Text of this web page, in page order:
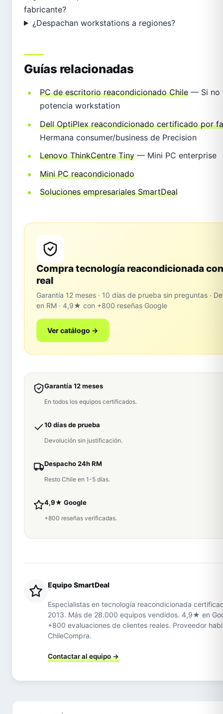
fabricante?
¿Despachan workstations a regiones?
Guías relacionadas
PC de escritorio reacondicionado Chile — Si no
potencia workstation
Dell OptiPlex reacondicionado certificado por
Hermana consumer/business de Precision
Lenovo ThinkCentre Tiny — Mini PC enterprise
Mini PC reacondicionado
Soluciones empresariales SmartDeal
Compra tecnología reacondicionada
real
Garantía 12 meses · 10 días de prueba sin preguntas ·
en RM · 4,9★ con +800 reseñas Google
Ver catálogo →
Garantía 12 meses
En todos los equipos certificados.
10 días de prueba
Devolución sin justificación.
Despacho 24h RM
Resto Chile en 1-5 días.
4,9★ Google
+800 reseñas verificadas.
Equipo SmartDeal
Especialistas en tecnología reacondicionada
2013. Más de 28.000 equipos vendidos. 4,9★ en
+800 evaluaciones de clientes reales. Proveedor
ChileCompra.
Contactar al equipo →